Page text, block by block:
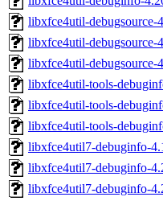
libxfce4util-debugsource-
libxfce4util-debugsource-
libxfce4util-debugsource-
libxfce4util-tools-
libxfce4util-tools-
libxfce4util-tools-
libxfce4util7-debuginfo-
libxfce4util7-debuginfo-
libxfce4util7-debuginfo-